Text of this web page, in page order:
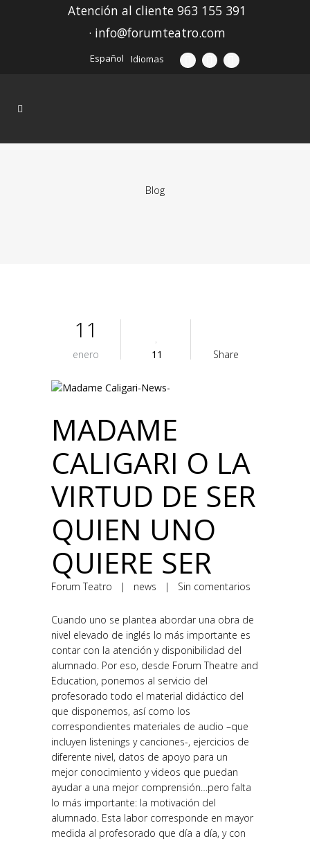
Atención al cliente 963 155 391
· info@forumteatro.com
Idiomas
Español
Blog
11
enero 11 Share
MADAME
CALIGARI O LA
VIRTUD DE SER
QUIEN UNO
QUIERE SER
Forum Teatro | news | Sin comentarios
Cuando uno se plantea abordar una obra de
nivel elevado de inglés lo más importante es
contar con la atención y disponibilidad del
alumnado. Por eso, desde Forum Theatre and
Education, ponemos al servicio del
profesorado todo el material didáctico del
que disponemos, así como los
correspondientes materiales de audio –que
incluyen listenings y canciones-, ejercicios de
diferente nivel, datos de apoyo para un
mejor conocimiento y videos que puedan
ayudar a una mejor comprensión…pero falta
lo más importante: la motivación del
alumnado. Esta labor corresponde en mayor
medida al profesorado que día a día, y con